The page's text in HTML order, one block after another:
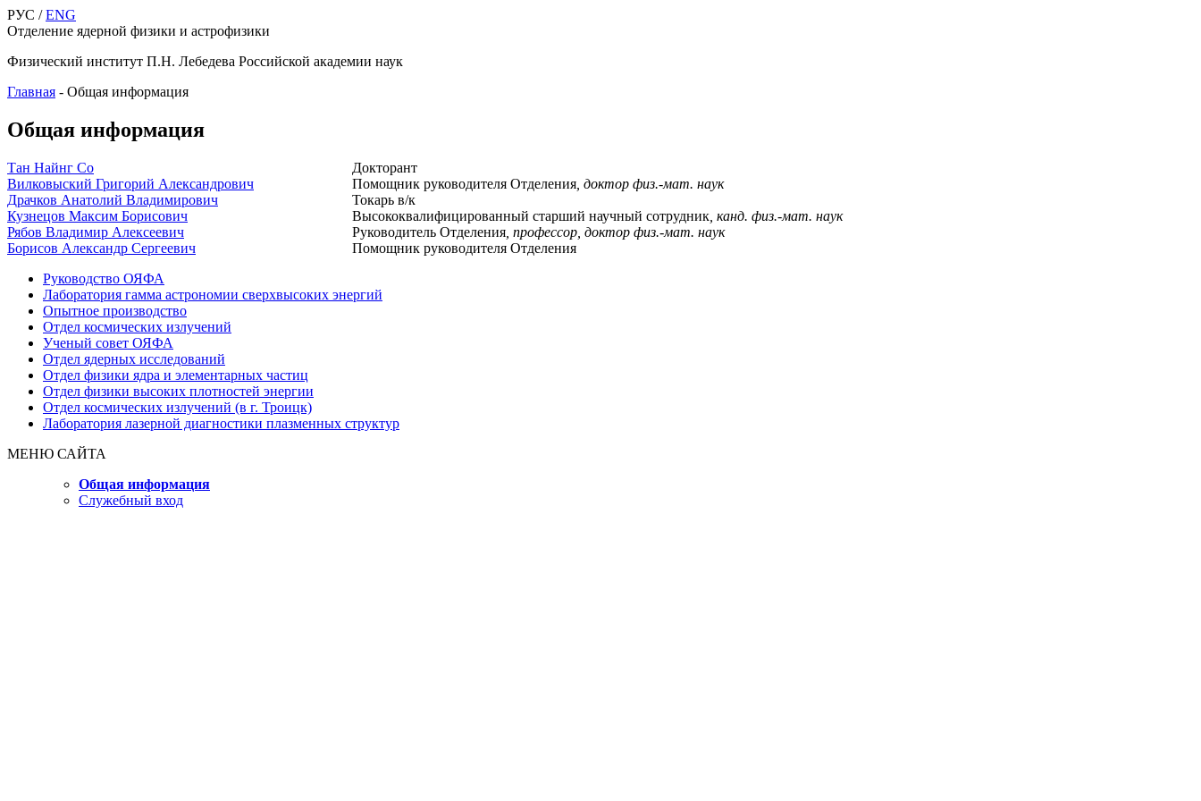
РУС /ENG
Отделение ядерной физики и астрофизики
Физический институт П.Н. Лебедева Российской академии наук
Главная - Общая информация
Общая информация
Тан Найнг Со
Докторант
Вилковыский Григорий Александрович
Помощник руководителя Отделения , доктор физ.-мат. наук
Драчков Анатолий Владимирович
Токарь в/к
Кузнецов Максим Борисович
Высококвалифицированный старший научный сотрудник , канд. физ.-мат. наук
Рябов Владимир Алексеевич
Руководитель Отделения , профессор, доктор физ.-мат. наук
Борисов Александр Сергеевич
Помощник руководителя Отделения
Руководство ОЯФА
Лаборатория гамма астрономии сверхвысоких энергий
Опытное производство
Отдел космических излучений
Ученый совет ОЯФА
Отдел ядерных исследований
Отдел физики ядра и элементарных частиц
Отдел физики высоких плотностей энергии
Отдел космических излучений (в г. Троицк)
Лаборатория лазерной диагностики плазменных структур
МЕНЮ САЙТА
Общая информация
Служебный вход